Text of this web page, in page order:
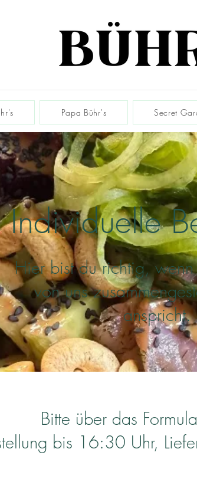
Papa Bühr's Secret
Individuelle
Hier bist du richtig,
von uns
anspricht.
Bitte über das
bis 16:30 Uhr,